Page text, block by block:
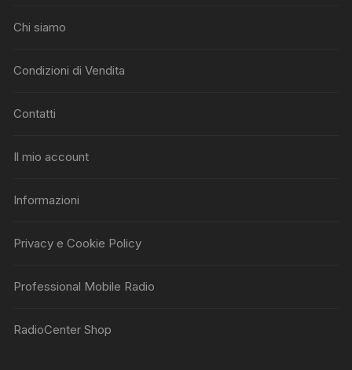
Chi siamo
Condizioni di Vendita
Contatti
Il mio account
Informazioni
Privacy e Cookie Policy
Professional Mobile Radio
RadioCenter Shop